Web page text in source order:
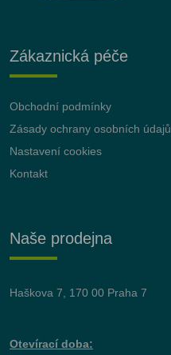
Zákaznická péče
Obchodní podmínky
Zásady ochrany osobních údajů
Nastavení cookies
Kontakt
Naše prodejna
Haškova 7, 170 00 Praha 7
Otevírací doba: